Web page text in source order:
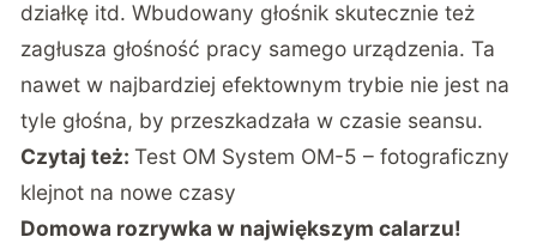
działkę itd. Wbudowany głośnik skutecznie też
zagłusza głośność pracy samego urządzenia. Ta
nawet w najbardziej efektownym trybie nie jest na
tyle głośna, by przeszkadzała w czasie seansu.
Czytaj też:Test OM System OM-5 – fotograficzny
klejnot na nowe czasy
Domowa rozrywka w największym calarzu!